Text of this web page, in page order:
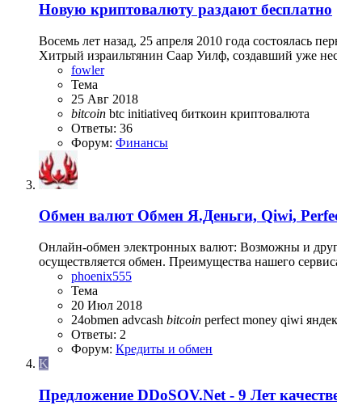
Новую криптовалюту раздают бесплатно
Восемь лет назад, 25 апреля 2010 года состоялась
Хитрый израильтянин Саар Уилф, создавший уже
fowler
Тема
25 Авг 2018
bitcoin btc initiativeq биткоин криптовалюта
Ответы: 36
Форум: Финансы
Обмен валют Обмен Я.Деньги, Qiwi,
Онлайн-обмен электронных валют: Возможны и
осуществляется обмен. Преимущества нашего
phoenix555
Тема
20 Июл 2018
24obmen advcash bitcoin perfect money qiwi
Ответы: 2
Форум: Кредиты и обмен
K
Предложение DDoSOV.Net - 9 Лет